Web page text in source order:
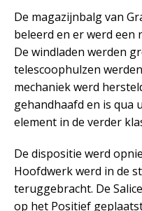
De magazijnbalg van
beleerd en er werd een
De windladen werden
telescoophulzen
mechaniek werd
gehandhaafd en is qua
element in de verder
De dispositie werd
Hoofdwerk werd in de
teruggebracht. De
op het Positief